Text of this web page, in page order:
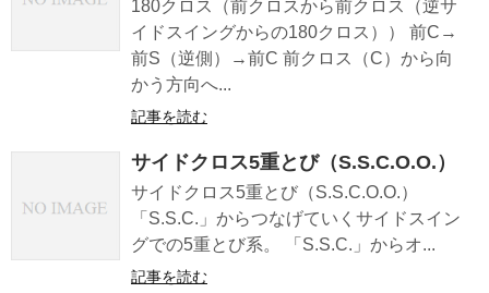
180クロス（前クロスから前クロス（逆サ
イドスイングからの180クロス）） 前C→
前S（逆側）→前C 前クロス（C）から向
かう方向へ...
記事を読む
サイドクロス5重とび（S.S.C.O.O.）
サイドクロス5重とび（S.S.C.O.O.）
「S.S.C.」からつなげていくサイドスイン
グでの5重とび系。 「S.S.C.」からオ...
記事を読む